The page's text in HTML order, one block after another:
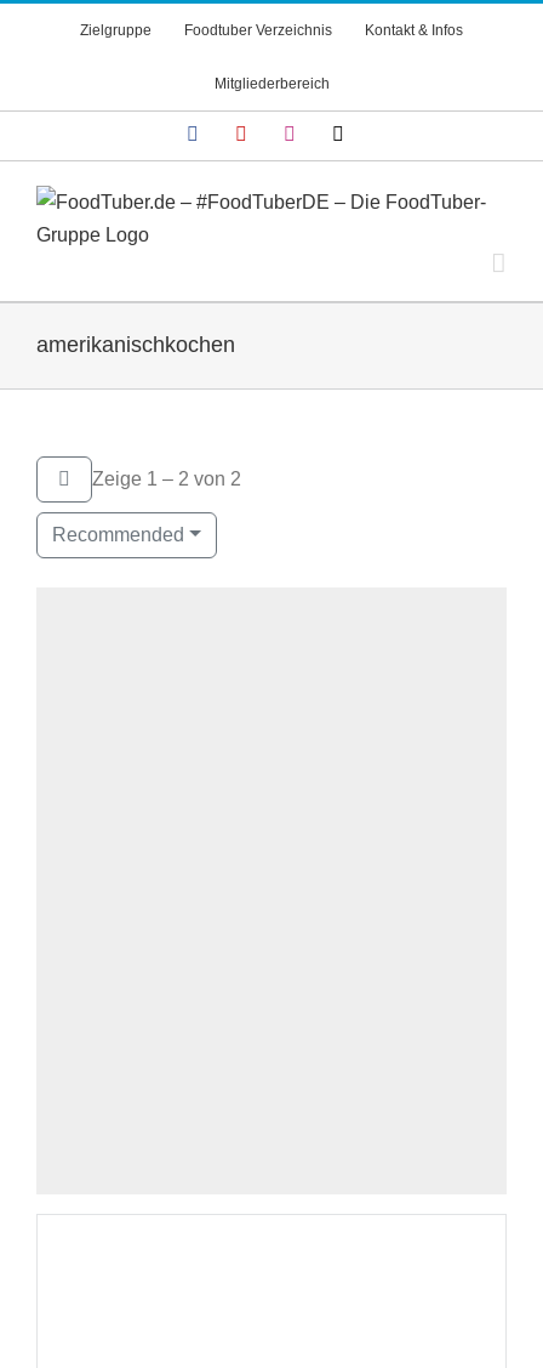
Zielgruppe Foodtuber Verzeichnis Kontakt & Infos
Mitgliederbereich
FacebookYouTubeInstagram
amerikanischkochen
Zeige 1 – 2 von 2
Recommended